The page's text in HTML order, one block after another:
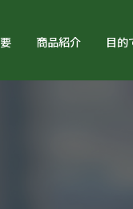
商品紹介 目的